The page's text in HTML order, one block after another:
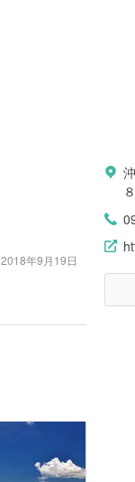
2018年9月19日